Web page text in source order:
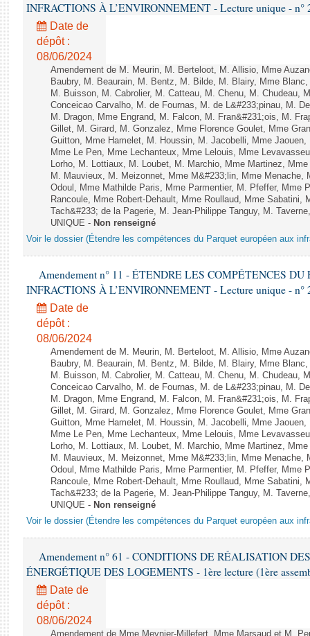
INFRACTIONS À L’ENVIRONNEMENT - Lecture unique - n°
Date de
dépôt :
08/06/2024
Amendement de M. Meurin, M. Berteloot, M. Allisio, Mme
Baubry, M. Beaurain, M. Bentz, M. Bilde, M. Blairy, Mme
M. Buisson, M. Cabrolier, M. Catteau, M. Chenu, M. Chudeau,
Conceicao Carvalho, M. de Fournas, M. de L&#233;pinau, M.
M. Dragon, Mme Engrand, M. Falcon, M. Fran&#231;ois, M.
Gillet, M. Girard, M. Gonzalez, Mme Florence Goulet, Mme
Guitton, Mme Hamelet, M. Houssin, M. Jacobelli, Mme
Mme Le Pen, Mme Lechanteux, Mme Lelouis, Mme
Lorho, M. Lottiaux, M. Loubet, M. Marchio, Mme Martinez,
M. Mauvieux, M. Meizonnet, Mme M&#233;lin, Mme Menache,
Odoul, Mme Mathilde Paris, Mme Parmentier, M. Pfeffer, Mme
Rancoule, Mme Robert-Dehault, Mme Roullaud, Mme
Tach&#233; de la Pagerie, M. Jean-Philippe Tanguy, M.
UNIQUE - Non renseigné
Voir le dossier (Étendre les compétences du Parquet européen aux
Amendement n° 11 - ÉTENDRE LES COMPÉTENCES
INFRACTIONS À L’ENVIRONNEMENT - Lecture unique - n°
Date de
dépôt :
08/06/2024
Amendement de M. Meurin, M. Berteloot, M. Allisio, Mme
Baubry, M. Beaurain, M. Bentz, M. Bilde, M. Blairy, Mme
M. Buisson, M. Cabrolier, M. Catteau, M. Chenu, M. Chudeau,
Conceicao Carvalho, M. de Fournas, M. de L&#233;pinau, M.
M. Dragon, Mme Engrand, M. Falcon, M. Fran&#231;ois, M.
Gillet, M. Girard, M. Gonzalez, Mme Florence Goulet, Mme
Guitton, Mme Hamelet, M. Houssin, M. Jacobelli, Mme
Mme Le Pen, Mme Lechanteux, Mme Lelouis, Mme
Lorho, M. Lottiaux, M. Loubet, M. Marchio, Mme Martinez,
M. Mauvieux, M. Meizonnet, Mme M&#233;lin, Mme Menache,
Odoul, Mme Mathilde Paris, Mme Parmentier, M. Pfeffer, Mme
Rancoule, Mme Robert-Dehault, Mme Roullaud, Mme
Tach&#233; de la Pagerie, M. Jean-Philippe Tanguy, M.
UNIQUE - Non renseigné
Voir le dossier (Étendre les compétences du Parquet européen aux
Amendement n° 61 - CONDITIONS DE RÉALISATION
ÉNERGÉTIQUE DES LOGEMENTS - 1ère lecture (1ère
Date de
dépôt :
08/06/2024
Amendement de Mme Meynier-Millefert, Mme Marsaud et M.